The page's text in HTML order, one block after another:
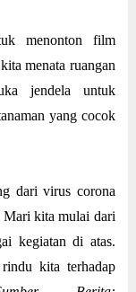
menonton film
menata ruangan
jendela untuk
yang cocok
dari virus corona
Mari kita mulai dari
kegiatan di atas.
kita terhadap